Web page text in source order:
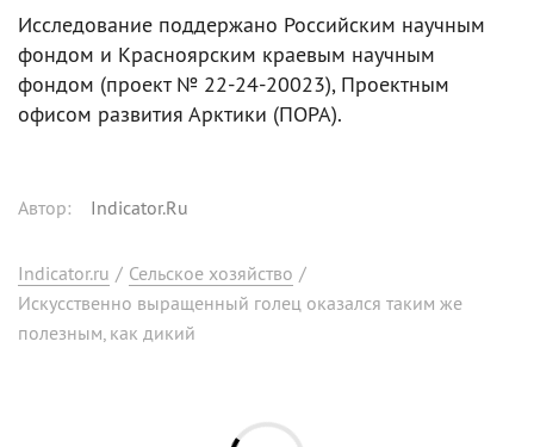
Исследование поддержано Российским научным
фондом и Красноярским краевым научным
фондом (проект № 22-24-20023), Проектным
офисом развития Арктики (ПОРА).
Автор: Indicator.Ru
Indicator.ru / Сельское хозяйство /
Искусственно выращенный голец оказался таким же
полезным, как дикий